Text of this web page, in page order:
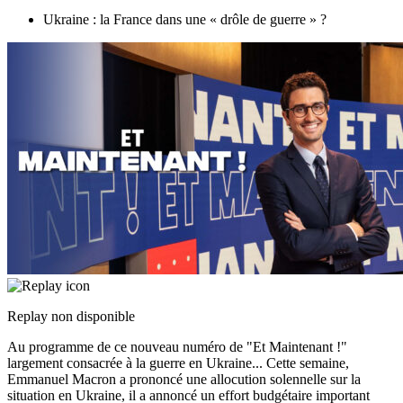
Ukraine : la France dans une « drôle de guerre » ?
Replay non disponible
Au programme de ce nouveau numéro de "Et Maintenant !"
largement consacrée à la guerre en Ukraine... Cette semaine,
Emmanuel Macron a prononcé une allocution solennelle sur la
situation en Ukraine, il a annoncé un effort budgétaire important